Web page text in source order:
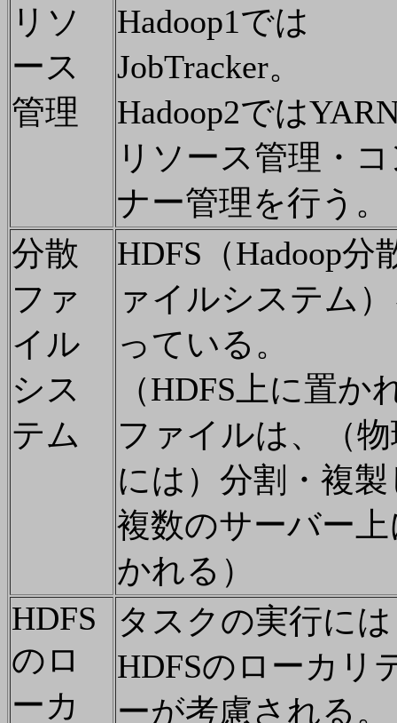
リソ
ース
管理
Hadoop1では
JobTracker。
Hadoop2では
リソース管理・
ナー管理を行う。
分散
ファ
イル
シス
テム
HDFS（Hadoop分
ァイルシステム
っている。
（HDFS上に置か
ファイルは、（
には）分割・複
複数のサーバー
かれる）
HDFS
のロ
ーカ
タスクの実行には
HDFSのローカリ
ーが考慮される。